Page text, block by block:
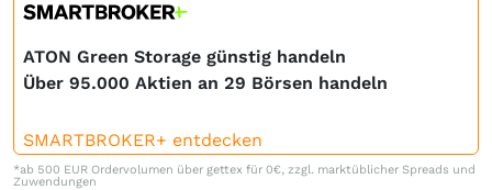
ATON Green Storage günstig handeln
Über 95.000 Aktien an 29 Börsen handeln
SMARTBROKER+ entdecken
*ab 500 EUR Ordervolumen über gettex für 0€, zzgl. marktüblicher Spreads und
Zuwendungen